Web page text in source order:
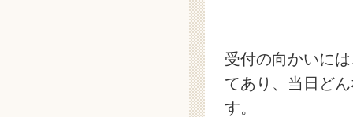
受付の向かいに
てあり、当日ど
す。